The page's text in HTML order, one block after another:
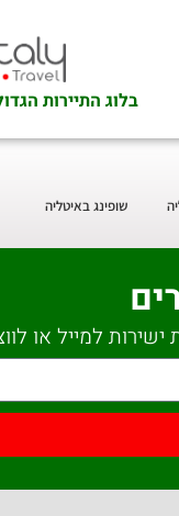
בלוג התיירות
שופינג באיטליה
למייל או